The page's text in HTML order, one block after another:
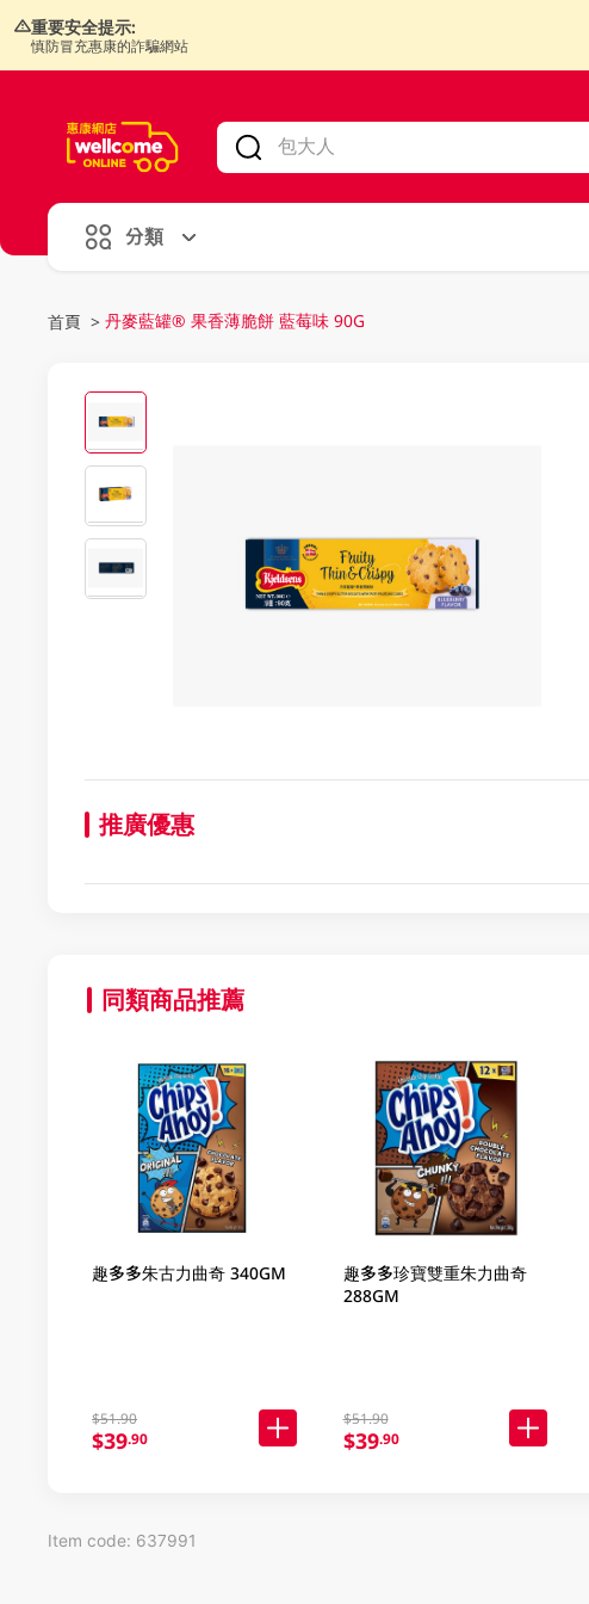
重要安全提示:
慎防冒充惠康的詐騙網站
分類
首頁 > 丹麥藍罐® 果香薄脆餅 藍莓味 90G
推廣優惠
同類商品推薦
趣多多朱古力曲奇 340GM
$51.90
$39.90
趣多多珍寶雙重朱力曲奇
288GM
$51.90
$39.90
Item code: 637991